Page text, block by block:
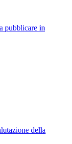
pubblicare in
della